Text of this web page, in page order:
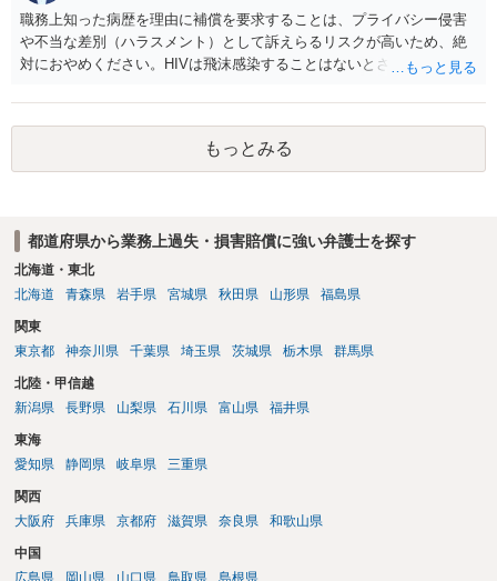
職務上知った病歴を理由に補償を要求することは、プライバシー侵害
や不当な差別（ハラスメント）として訴えらるリスクが高いため、絶
対におやめください。HIVは飛沫感染することはないとされています。
について、一般的な衛生問題として会社に相談されることをお勧めし
ます。
もっとみる
都道府県から業務上過失・損害賠償に強い弁護士を探す
北海道・東北
北海道
青森県 岩手県 宮城県 秋田県 山形県 福島県
関東
東京都
神奈川県 千葉県 埼玉県 茨城県 栃木県 群馬県
北陸・甲信越
新潟県
長野県 山梨県 石川県 富山県 福井県
東海
愛知県
静岡県 岐阜県 三重県
関西
大阪府
兵庫県 京都府 滋賀県 奈良県 和歌山県
中国